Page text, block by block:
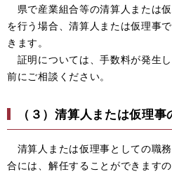
県で産業組合等の清算人または
を行う場合、清算人または仮理事
きます。
証明については、手数料が発生
前にご相談ください。
（３）清算人または仮理
清算人または仮理事としての職
合には、解任することができます